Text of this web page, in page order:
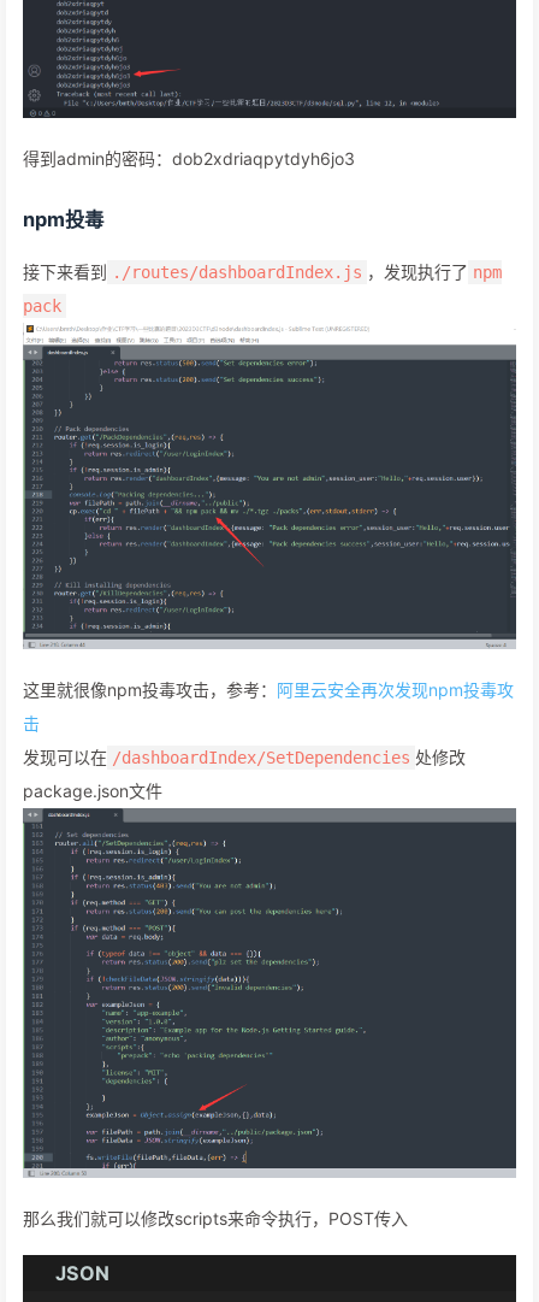
得到admin的密码：dob2xdriaqpytdyh6jo3
npm投毒
接下来看到 ./routes/dashboardIndex.js ，发现执行了 npm
pack
这里就很像npm投毒攻击，参考： 阿里云安全再次发现npm投毒攻
击
发现可以在 /dashboardIndex/SetDependencies 处修改
package.json文件
那么我们就可以修改scripts来命令执行，POST传入
JSON